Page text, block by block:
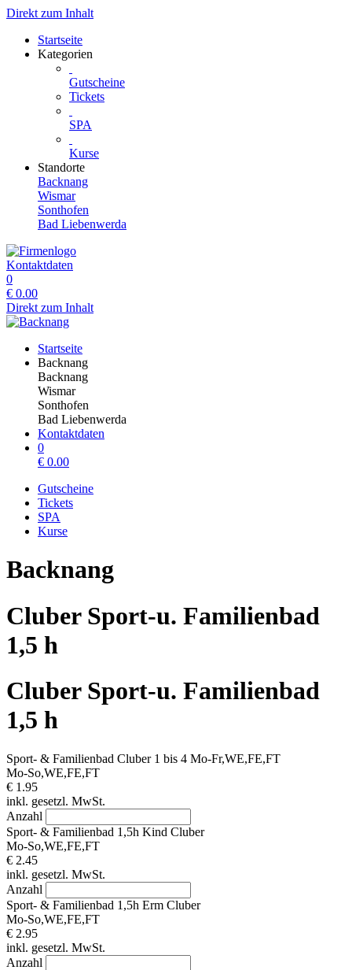
Direkt zum Inhalt
Startseite
Kategorien
Gutscheine
Tickets
SPA
Kurse
Standorte
Backnang
Wismar
Sonthofen
Bad Liebenwerda
Kontaktdaten
0
€ 0.00
Direkt zum Inhalt
Startseite
Backnang
Backnang
Wismar
Sonthofen
Bad Liebenwerda
Kontaktdaten
0
€ 0.00
Gutscheine
Tickets
SPA
Kurse
Backnang
Cluber Sport-u. Familienbad
1,5 h
Cluber Sport-u. Familienbad
1,5 h
Sport- & Familienbad Cluber 1 bis 4 Mo-Fr,WE,FE,FT
Mo-So,WE,FE,FT
€ 1.95
inkl. gesetzl. MwSt.
Anzahl
Sport- & Familienbad 1,5h Kind Cluber
Mo-So,WE,FE,FT
€ 2.45
inkl. gesetzl. MwSt.
Anzahl
Sport- & Familienbad 1,5h Erm Cluber
Mo-So,WE,FE,FT
€ 2.95
inkl. gesetzl. MwSt.
Anzahl